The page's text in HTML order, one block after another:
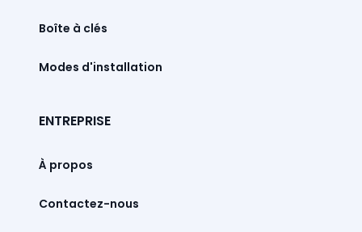
Boîte à clés
Modes d'installation
ENTREPRISE
À propos
Contactez-nous